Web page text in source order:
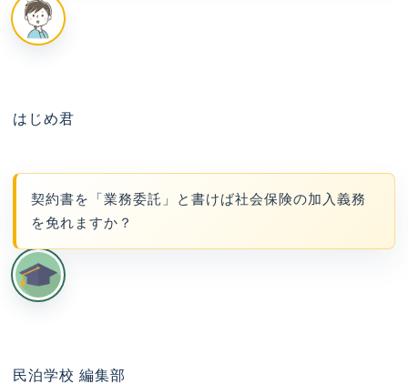
はじめ君
契約書を「業務委託」と書けば社会保険の加入義務
を免れますか？
民泊学校 編集部